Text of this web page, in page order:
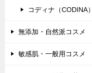
コディナ（CODINA）
無添加・自然派コスメ
敏感肌・一般用コスメ